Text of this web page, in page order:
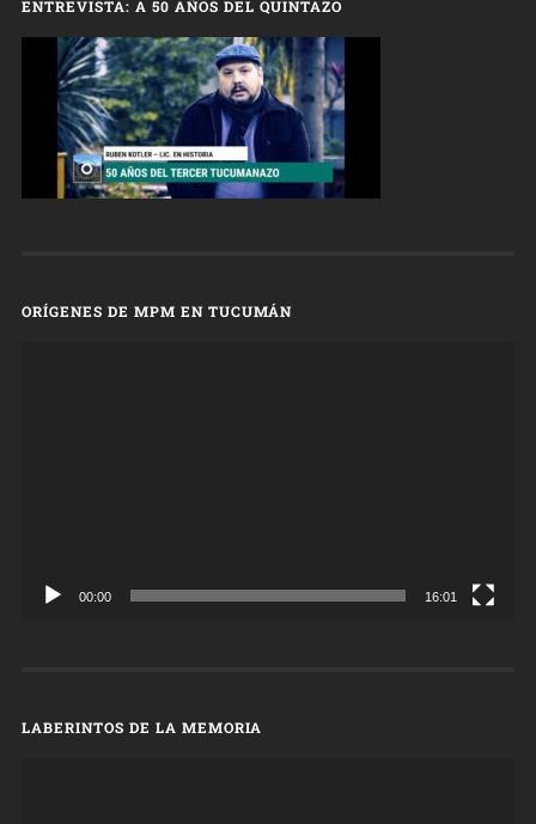
ENTREVISTA: A 50 AÑOS DEL QUINTAZO
ORÍGENES DE MPM EN TUCUMÁN
00:00 16:01
LABERINTOS DE LA MEMORIA